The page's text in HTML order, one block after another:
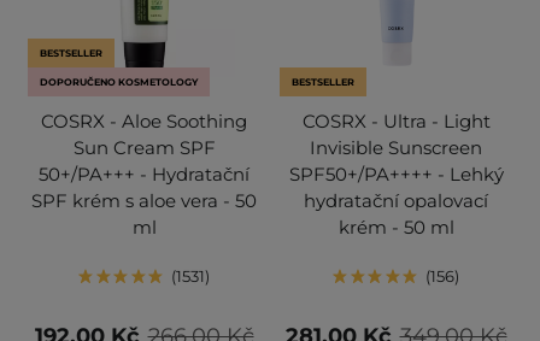
BESTSELLER
DOPORUČENO KOSMETOLOGY
COSRX - Aloe Soothing
Sun Cream SPF
50+/PA+++ - Hydratační
SPF krém s aloe vera - 50
ml
1531
BESTSELLER
COSRX - Ultra - Light
Invisible Sunscreen
SPF50+/PA++++ - Lehký
hydratační opalovací
krém - 50 ml
156